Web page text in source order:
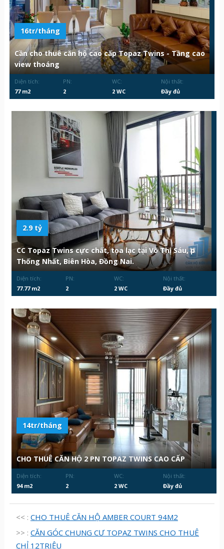
16tr/tháng
Cần cho thuê căn hộ cao cấp Topaz Twins - Tầng cao
view thoáng
Diện tích:
77 m2
PN:
2
WC:
2 WC
Nội thất:
Đầy đủ
2.9 tỷ
CC Topaz Twins cực chất, tọa lạc tại Võ Thị Sáu, p
Thống Nhất, Biên Hòa, Đồng Nai.
Diện tích:
77.77 m2
PN:
2
WC:
2 WC
Nội thất:
Đầy đủ
14tr/tháng
CHO THUÊ CĂN HỘ 2 PN TOPAZ TWINS CAO CẤP
Diện tích:
94 m2
PN:
2
WC:
2 WC
Nội thất:
Đầy đủ
<< : CHO THUÊ CĂN HỘ AMBER COURT 94M2
>> : CĂN GÓC CHUNG CƯ TOPAZ TWINS CHO THUÊ
CHỈ 12TRIỆU